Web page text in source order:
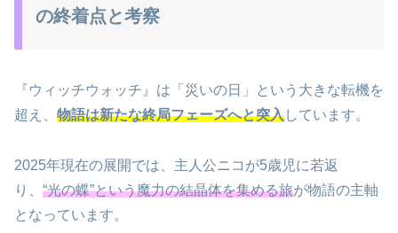
の終着点と考察
『ウィッチウォッチ』は「災いの日」という大きな転機を
超え、 物語は新たな終局フェーズへと突入しています。
2025年現在の展開では、主人公ニコが5歳児に若返
り、 “光の蝶”という魔力の結晶体を集める旅が物語の主軸
となっています。